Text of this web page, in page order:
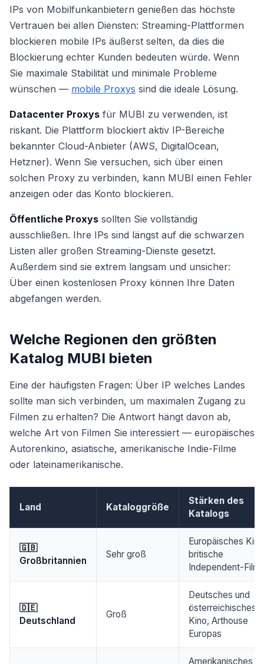
IPs von Mobilfunkanbietern genießen das höchste
Vertrauen bei allen Diensten: Streaming-Plattformen
blockieren mobile IPs äußerst selten, da dies die
Blockierung echter Kunden bedeuten würde. Wenn
Sie maximale Stabilität und minimale Probleme
wünschen — mobile Proxys sind die ideale Lösung.
Datacenter Proxys für MUBI zu verwenden, ist
riskant. Die Plattform blockiert aktiv IP-Bereiche
bekannter Cloud-Anbieter (AWS, DigitalOcean,
Hetzner). Wenn Sie versuchen, sich über einen
solchen Proxy zu verbinden, kann MUBI einen Fehler
anzeigen oder das Konto blockieren.
Öffentliche Proxys sollten Sie vollständig
ausschließen. Ihre IPs sind längst auf die schwarzen
Listen aller großen Streaming-Dienste gesetzt.
Außerdem sind sie extrem langsam und unsicher:
Über einen kostenlosen Proxy können Ihre Daten
abgefangen werden.
Welche Regionen den größten
Katalog MUBI bieten
Eine der häufigsten Fragen: Über IP welches Landes
sollte man sich verbinden, um maximalen Zugang zu
Filmen zu erhalten? Die Antwort hängt davon ab,
welche Art von Filmen Sie interessiert — europäisches
Autorenkino, asiatische, amerikanische Indie-Filme
oder lateinamerikanische.
Land Kataloggröße
Stärken des
Katalogs
🇬🇧
Großbritannien
Sehr groß
Europäisches
britische
Independent-
🇩🇪
Deutschland
Groß
Deutsches und
österreichisches
Kino, Arthouse
Europas
Amerikanisches